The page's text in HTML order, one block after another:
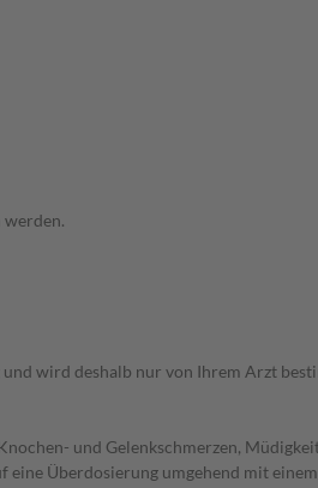
wird deshalb nur von Ihrem Arzt
und Gelenkschmerzen,
eine Überdosierung umgehend mit